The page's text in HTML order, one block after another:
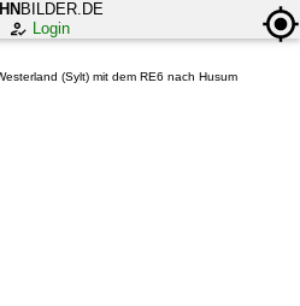
BILDER.DE
Login
(Sylt) mit dem RE6 nach Husum